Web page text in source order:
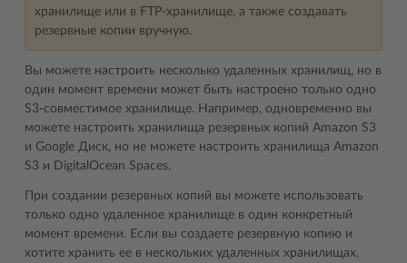
хранилище или в FTP-хранилище, а также создавать
резервные копии вручную.
Вы можете настроить несколько удаленных хранилищ, но в
один момент времени может быть настроено только одно
S3-совместимое хранилище. Например, одновременно вы
можете настроить хранилища резервных копий Amazon S3
и Google Диск, но не можете настроить хранилища Amazon
S3 и DigitalOcean Spaces.
При создании резервных копий вы можете использовать
только одно удаленное хранилище в один конкретный
момент времени. Если вы создаете резервную копию и
хотите хранить ее в нескольких удаленных хранилищах,